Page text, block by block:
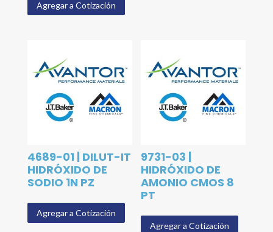
Agregar a Cotización
4689-01 | DILUT-IT
HIDRÓXIDO DE
SODIO 1N PZ
Agregar a Cotización
9731-03 |
HIDRÓXIDO DE
AMONIO CMOS 8
PT
Agregar a Cotización